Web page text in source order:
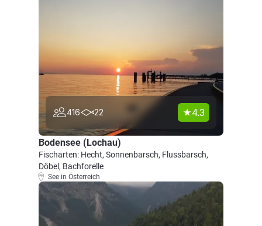
416 22 4.3
Bodensee (Lochau)
Fischarten: Hecht, Sonnenbarsch, Flussbarsch,
Döbel, Bachforelle
See in Österreich